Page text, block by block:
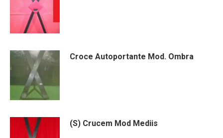
Croce Autoportante Mod. Ombra
(S) Crucem Mod Mediis